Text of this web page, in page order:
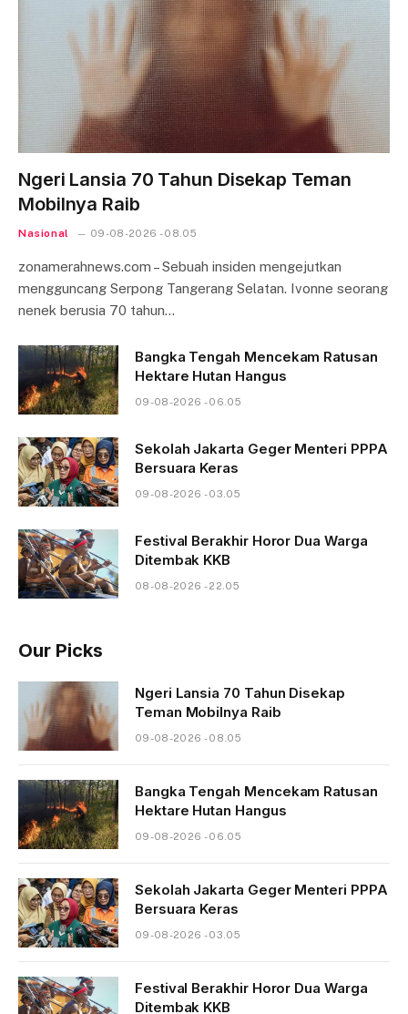
Ngeri Lansia 70 Tahun Disekap Teman
Mobilnya Raib
Nasional 09-08-2026 - 08.05
zonamerahnews.com – Sebuah insiden mengejutkan
mengguncang Serpong Tangerang Selatan. Ivonne seorang
nenek berusia 70 tahun…
Bangka Tengah Mencekam Ratusan
Hektare Hutan Hangus
09-08-2026 - 06.05
Sekolah Jakarta Geger Menteri PPPA
Bersuara Keras
09-08-2026 - 03.05
Festival Berakhir Horor Dua Warga
Ditembak KKB
08-08-2026 - 22.05
Our Picks
Ngeri Lansia 70 Tahun Disekap
Teman Mobilnya Raib
09-08-2026 - 08.05
Bangka Tengah Mencekam Ratusan
Hektare Hutan Hangus
09-08-2026 - 06.05
Sekolah Jakarta Geger Menteri PPPA
Bersuara Keras
09-08-2026 - 03.05
Festival Berakhir Horor Dua Warga
Ditembak KKB